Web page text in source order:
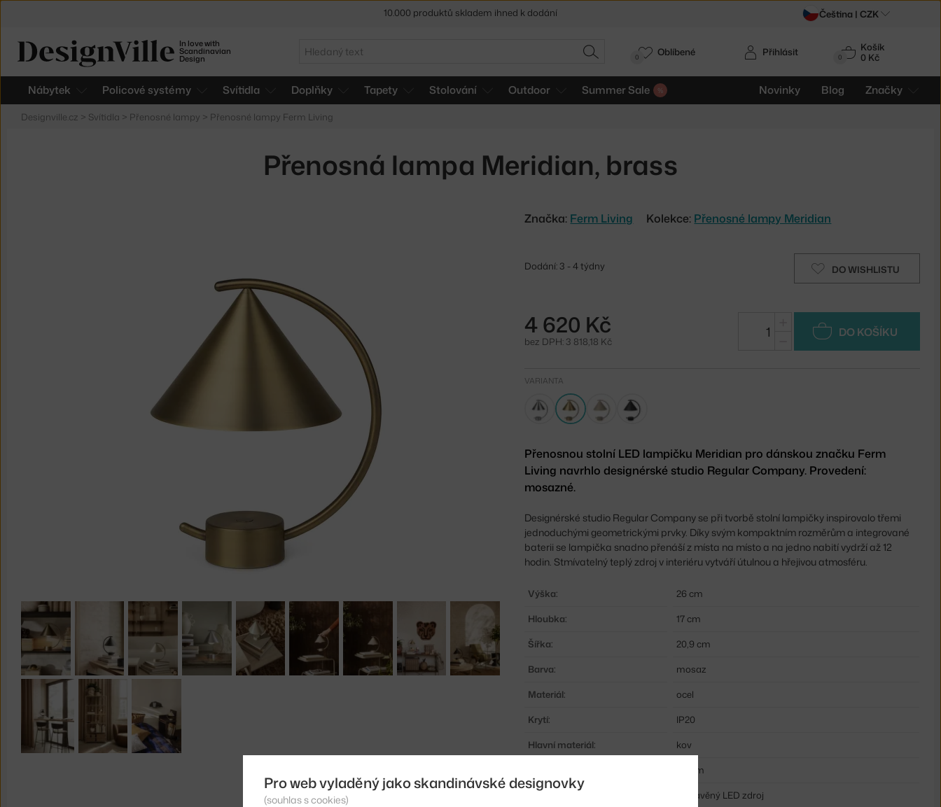
In love with
Scandinavian
Design
Hledat
HLEDAT 0
Košík
0 Kč
Nábytek Policové systémy Svítidla Doplňky Tapety Stolování Outdoor Summer Sale Novinky Blog Značky
Přihlásit
0 Oblíbené
Designville.cz > Svítidla > Přenosné lampy > Přenosné lampy Ferm Living
Přenosná lampa Meridian, brass
Značka: Ferm Living Kolekce: Přenosné lampy Meridian
DO WISHLISTU
Dodání: 3 - 4 týdny
4 620 Kč
bez DPH: 3 818,18 Kč
DO KOŠÍKU
VARIANTA
Přenosnou stolní LED lampičku Meridian pro dánskou značku Ferm
Living navrhlo designérské studio Regular Company. Provedení:
mosazné.
Designérské studio Regular Company se při tvorbě stolní lampičky inspirovalo třemi
jednoduchými geometrickými prvky. Díky svým kompaktním rozměrům a integrované
baterii se lampička snadno přenáší z místa na místo a na jedno nabití vydrží až 12
hodin. Stmívatelný teplý zdroj v interiéru vytváří útulnou a hřejivou atmosféru.
Výška:
26 cm
Hloubka:
17 cm
Šířka:
20,9 cm
Barva:
mosaz
Materiál:
ocel
Krytí:
IP20
Hlavní materiál:
kov
180 lm
Patice / zdroj:
vestavěný LED zdroj
Sleva 5 % pro odběratelenewsletteru Čeština | CZK
Pro web vyladěný jako skandinávské designovky
(souhlas s cookies)